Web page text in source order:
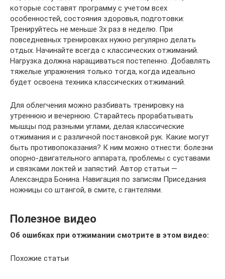
которые составят программу с учетом всех
особенностей, состояния здоровья, подготовки:
Тренируйтесь не меньше 3х раз в неделю. При
повседневных тренировках нужно регулярно делать
отдых. Начинайте всегда с классических отжиманий.
Нагрузка должна наращиваться постепенно. Добавлять
тяжелые упражнения только тогда, когда идеально
будет освоена техника классических отжиманий.
Для облегчения можно разбивать тренировку на
утреннюю и вечернюю. Старайтесь прорабатывать
мышцы под разными углами, делая классические
отжимания и с различной постановкой рук. Какие могут
быть противопоказания? К ним можно отнести: болезни
опорно-двигательного аппарата, проблемы с суставами
и связками локтей и запястий. Автор статьи —
Александра Бонина. Навигация по записям Приседания
ножницы со штангой, в смите, с гантелями.
Полезное видео
Об ошибках при отжимании смотрите в этом видео:
Похожие статьи